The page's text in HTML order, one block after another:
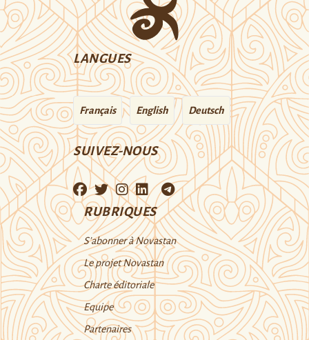
LANGUES
Français English Deutsch
SUIVEZ-NOUS
RUBRIQUES
S’abonner à Novastan
Le projet Novastan
Charte éditoriale
Equipe
Partenaires